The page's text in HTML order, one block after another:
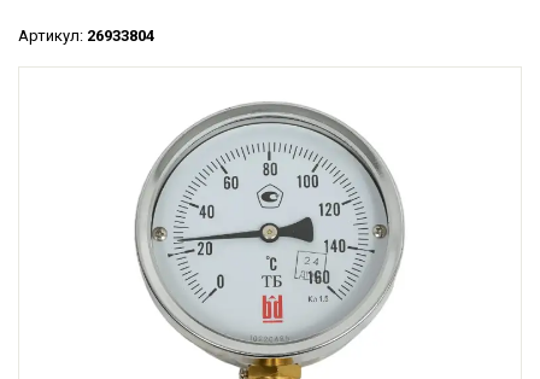
Артикул: 26933804